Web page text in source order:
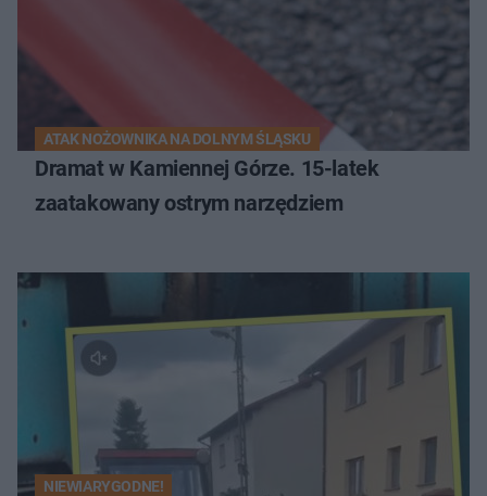
ATAK NOŻOWNIKA NA DOLNYM ŚLĄSKU
Dramat w Kamiennej Górze. 15-latek
zaatakowany ostrym narzędziem
NIEWIARYGODNE!